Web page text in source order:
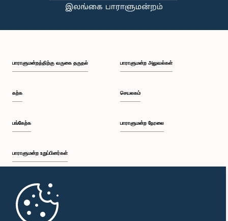
பாராளுமன்றத்திற்கு வருகை தருதல்
கற்க
பங்கேற்க
பாராளுமன்ற உறுப்பினர்கள்
முதற்பக்கம்
பாராளுமன்ற அலுவல்கள்
செயலகம்
பாராளுமன்ற நேரலை